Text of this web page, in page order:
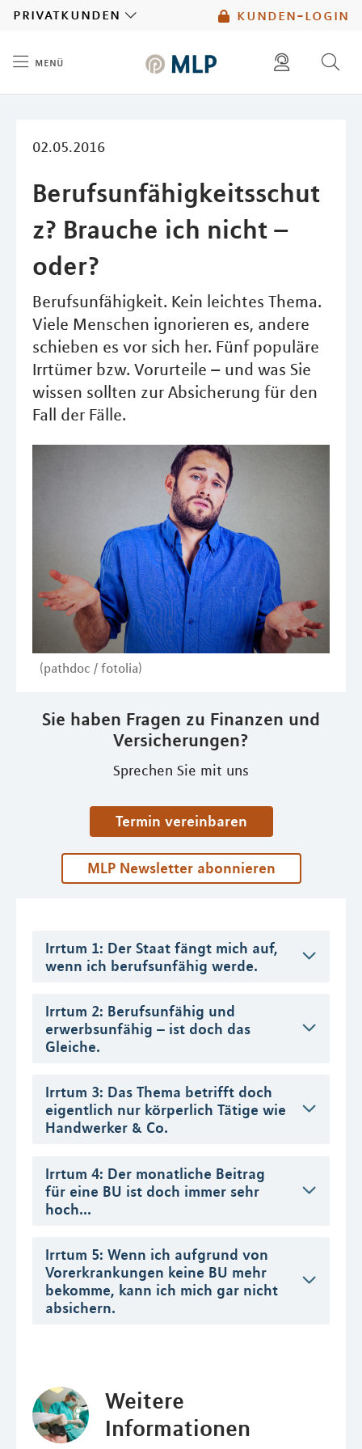
kunden-login
privatkunden
menü
02.05.2016
Berufsunfähigkeitsschut
z? Brauche ich nicht –
oder?
Berufsunfähigkeit. Kein leichtes Thema.
Viele Menschen ignorieren es, andere
schieben es vor sich her. Fünf populäre
Irrtümer bzw. Vorurteile – und was Sie
wissen sollten zur Absicherung für den
Fall der Fälle.
(pathdoc / fotolia)
Sie haben Fragen zu Finanzen und
Versicherungen?
Sprechen Sie mit uns
Termin vereinbaren
MLP Newsletter abonnieren
Irrtum 1: Der Staat fängt mich auf,
wenn ich berufsunfähig werde.
Irrtum 2: Berufsunfähig und
erwerbsunfähig – ist doch das
Gleiche.
Irrtum 3: Das Thema betrifft doch
eigentlich nur körperlich Tätige wie
Handwerker & Co.
Irrtum 4: Der monatliche Beitrag
für eine BU ist doch immer sehr
hoch...
Irrtum 5: Wenn ich aufgrund von
Vorerkrankungen keine BU mehr
bekomme, kann ich mich gar nicht
absichern.
Weitere
Informationen